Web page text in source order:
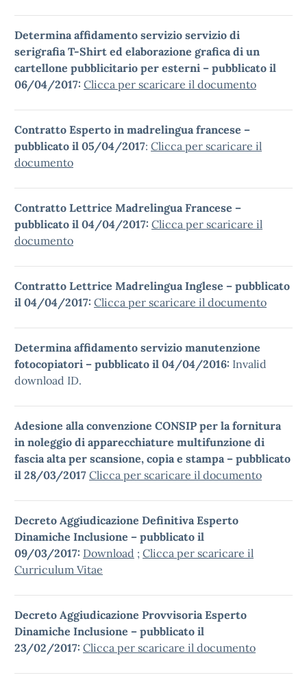
Determina affidamento servizio servizio di
serigrafia T-Shirt ed elaborazione grafica di un
cartellone pubblicitario per esterni – pubblicato il
06/04/2017: Clicca per scaricare il documento
Contratto Esperto in madrelingua francese –
pubblicato il 05/04/2017: Clicca per scaricare il
documento
Contratto Lettrice Madrelingua Francese –
pubblicato il 04/04/2017: Clicca per scaricare il
documento
Contratto Lettrice Madrelingua Inglese – pubblicato
il 04/04/2017: Clicca per scaricare il documento
Determina affidamento servizio manutenzione
fotocopiatori – pubblicato il 04/04/2016: Invalid
download ID.
Adesione alla convenzione CONSIP per la fornitura
in noleggio di apparecchiature multifunzione di
fascia alta per scansione, copia e stampa – pubblicato
il 28/03/2017 Clicca per scaricare il documento
Decreto Aggiudicazione Definitiva Esperto
Dinamiche Inclusione – pubblicato il
09/03/2017: Download ; Clicca per scaricare il
Curriculum Vitae
Decreto Aggiudicazione Provvisoria Esperto
Dinamiche Inclusione – pubblicato il
23/02/2017: Clicca per scaricare il documento